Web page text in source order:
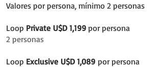
Valores por persona, mínimo 2 personas
Loop Private U$D 1,199 por persona
2 personas
Loop Exclusive U$D 1,089 por persona